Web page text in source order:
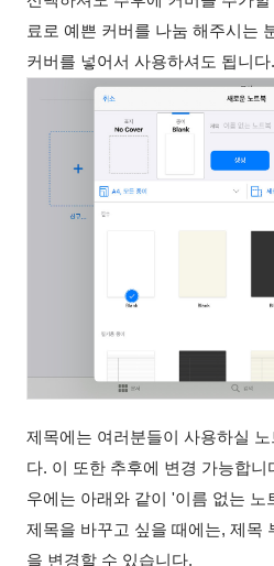
료로 예쁜 커버를 나눔 해주시는
커버를 넣어서 사용하셔도 됩니다.
제목에는 여러분들이 사용하실
다. 이 또한 추후에 변경 가능합니
우에는 아래와 같이 '이름 없는 노
제목을 바꾸고 싶을 때에는, 제목
을 변경할 수 있습니다.